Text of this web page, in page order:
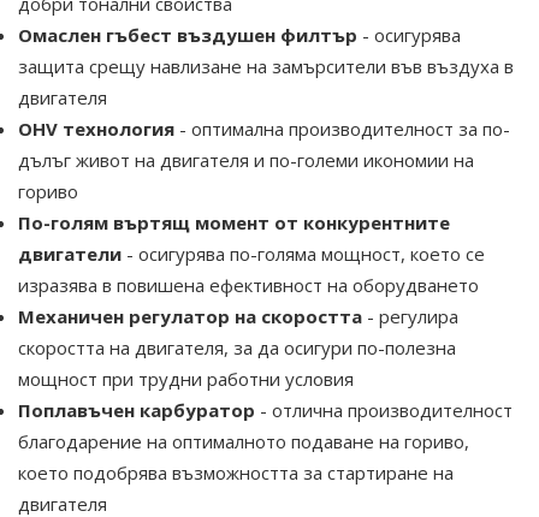
Омаслен гъбест въздушен филтър - осигурява
защита срещу навлизане на замърсители във въздуха в
двигателя
OHV технология - оптимална производителност за по-
дълъг живот на двигателя и по-големи икономии на
гориво
По-голям въртящ момент от конкурентните
двигатели - осигурява по-голяма мощност, което се
изразява в повишена ефективност на оборудването
Механичен регулатор на скоростта - регулира
скоростта на двигателя, за да осигури по-полезна
мощност при трудни работни условия
Поплавъчен карбуратор - отлична производителност
благодарение на оптималното подаване на гориво,
което подобрява възможността за стартиране на
двигателя